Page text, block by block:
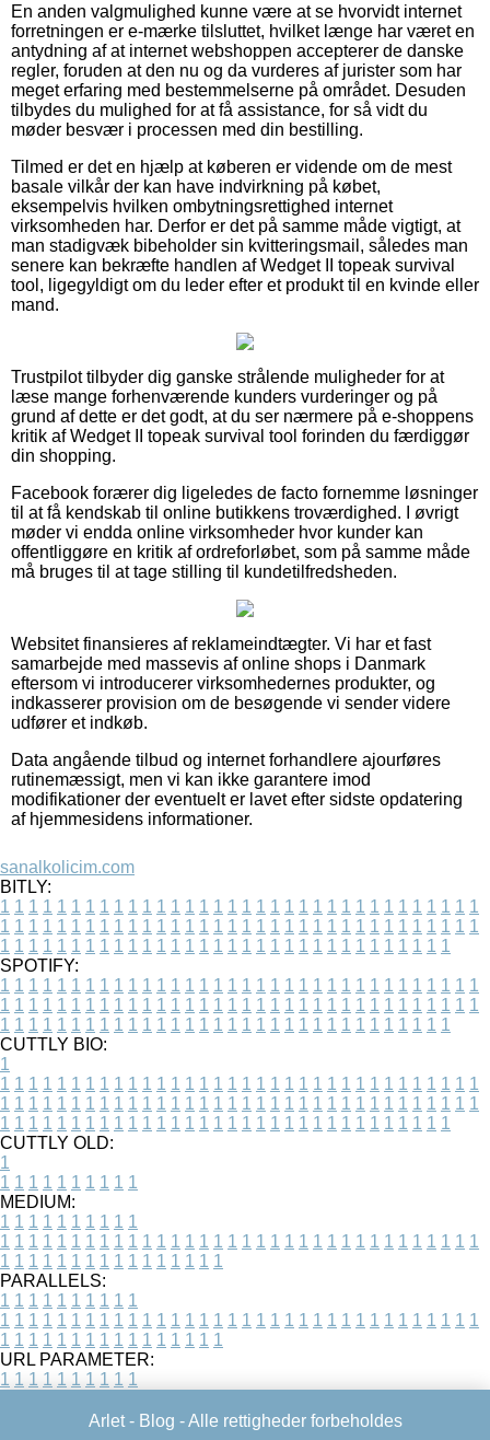
En anden valgmulighed kunne være at se hvorvidt internet
forretningen er e-mærke tilsluttet, hvilket længe har været en
antydning af at internet webshoppen accepterer de danske
regler, foruden at den nu og da vurderes af jurister som har
meget erfaring med bestemmelserne på området. Desuden
tilbydes du mulighed for at få assistance, for så vidt du
møder besvær i processen med din bestilling.
Tilmed er det en hjælp at køberen er vidende om de mest
basale vilkår der kan have indvirkning på købet,
eksempelvis hvilken ombytningsrettighed internet
virksomheden har. Derfor er det på samme måde vigtigt, at
man stadigvæk bibeholder sin kvitteringsmail, således man
senere kan bekræfte handlen af Wedget II topeak survival
tool, ligegyldigt om du leder efter et produkt til en kvinde eller
mand.
Trustpilot tilbyder dig ganske strålende muligheder for at
læse mange forhenværende kunders vurderinger og på
grund af dette er det godt, at du ser nærmere på e-shoppens
kritik af Wedget II topeak survival tool forinden du færdiggør
din shopping.
Facebook forærer dig ligeledes de facto fornemme løsninger
til at få kendskab til online butikkens troværdighed. I øvrigt
møder vi endda online virksomheder hvor kunder kan
offentliggøre en kritik af ordreforløbet, som på samme måde
må bruges til at tage stilling til kundetilfredsheden.
Websitet finansieres af reklameindtægter. Vi har et fast
samarbejde med massevis af online shops i Danmark
eftersom vi introducerer virksomhedernes produkter, og
indkasserer provision om de besøgende vi sender videre
udfører et indkøb.
Data angående tilbud og internet forhandlere ajourføres
rutinemæssigt, men vi kan ikke garantere imod
modifikationer der eventuelt er lavet efter sidste opdatering
af hjemmesidens informationer.
sanalkolicim.com
BITLY:
1 1 1 1 1 1 1 1 1 1 1 1 1 1 1 1 1 1 1 1 1 1 1 1 1 1 1 1 1 1 1 1 1 1
1 1 1 1 1 1 1 1 1 1 1 1 1 1 1 1 1 1 1 1 1 1 1 1 1 1 1 1 1 1 1 1 1 1
1 1 1 1 1 1 1 1 1 1 1 1 1 1 1 1 1 1 1 1 1 1 1 1 1 1 1 1 1 1 1 1
SPOTIFY:
1 1 1 1 1 1 1 1 1 1 1 1 1 1 1 1 1 1 1 1 1 1 1 1 1 1 1 1 1 1 1 1 1 1
1 1 1 1 1 1 1 1 1 1 1 1 1 1 1 1 1 1 1 1 1 1 1 1 1 1 1 1 1 1 1 1 1 1
1 1 1 1 1 1 1 1 1 1 1 1 1 1 1 1 1 1 1 1 1 1 1 1 1 1 1 1 1 1 1 1
CUTTLY BIO:
1
1 1 1 1 1 1 1 1 1 1 1 1 1 1 1 1 1 1 1 1 1 1 1 1 1 1 1 1 1 1 1 1 1 1
1 1 1 1 1 1 1 1 1 1 1 1 1 1 1 1 1 1 1 1 1 1 1 1 1 1 1 1 1 1 1 1 1 1
1 1 1 1 1 1 1 1 1 1 1 1 1 1 1 1 1 1 1 1 1 1 1 1 1 1 1 1 1 1 1 1
CUTTLY OLD:
1
1 1 1 1 1 1 1 1 1 1
MEDIUM:
1 1 1 1 1 1 1 1 1 1
1 1 1 1 1 1 1 1 1 1 1 1 1 1 1 1 1 1 1 1 1 1 1 1 1 1 1 1 1 1 1 1 1 1
1 1 1 1 1 1 1 1 1 1 1 1 1 1 1 1
PARALLELS:
1 1 1 1 1 1 1 1 1 1
1 1 1 1 1 1 1 1 1 1 1 1 1 1 1 1 1 1 1 1 1 1 1 1 1 1 1 1 1 1 1 1 1 1
1 1 1 1 1 1 1 1 1 1 1 1 1 1 1 1
URL PARAMETER:
1 1 1 1 1 1 1 1 1 1
Arlet - Blog - Alle rettigheder forbeholdes